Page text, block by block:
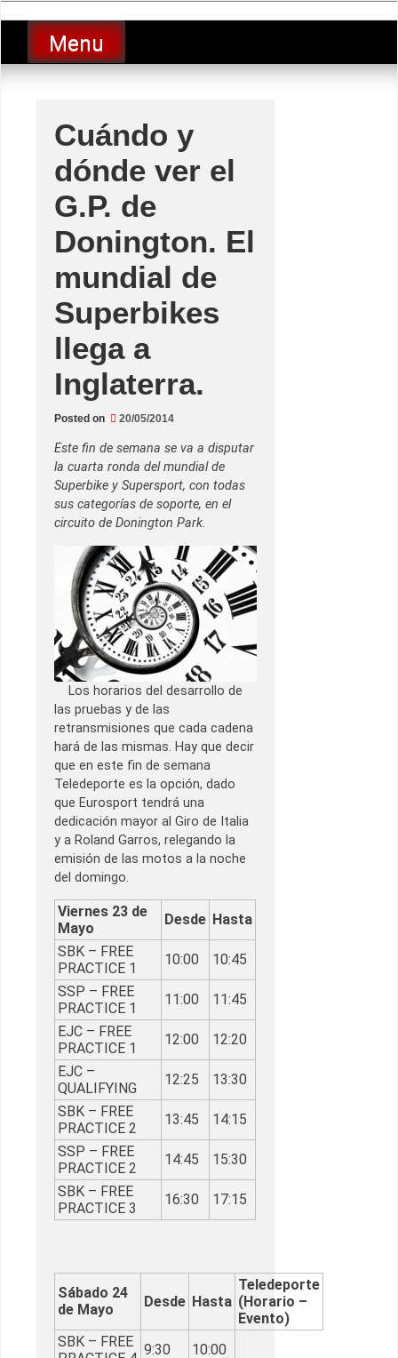
to
contentLucio Lopez GP
luciolopezgp
Menu
Cuándo y
dónde ver el
G.P. de
Donington. El
mundial de
Superbikes
llega a
Inglaterra.
Posted on 20/05/2014
Este fin de semana se va a disputar
la cuarta ronda del mundial de
Superbike y Supersport, con todas
sus categorías de soporte, en el
circuito de Donington Park.
Los horarios del desarrollo de
las pruebas y de las
retransmisiones que cada cadena
hará de las mismas. Hay que decir
que en este fin de semana
Teledeporte es la opción, dado
que Eurosport tendrá una
dedicación mayor al Giro de Italia
y a Roland Garros, relegando la
emisión de las motos a la noche
del domingo.
Viernes 23 de
Mayo
Desde Hasta
SBK – FREE
PRACTICE 1
10:00
10:45
SSP – FREE
PRACTICE 1
11:00
11:45
EJC – FREE
PRACTICE 1
12:00
12:20
EJC –
QUALIFYING
12:25
13:30
SBK – FREE
PRACTICE 2
13:45
14:15
SSP – FREE
PRACTICE 2
14:45
15:30
SBK – FREE
PRACTICE 3
16:30 17:15
Sábado 24
de Mayo
Desde Hasta
Teledeporte
(Horario –
Evento)
SBK – FREE
9:30
10:00